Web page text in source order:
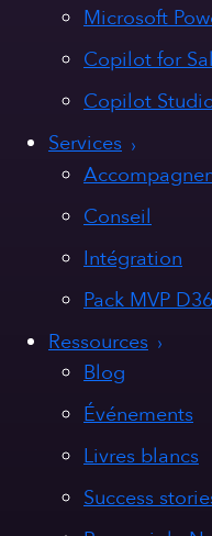
Microsoft
Copilot for
Copilot
Services
Conseil
Intégration
Pack MVP
Ressources
Blog
Événements
Livres blancs
Success